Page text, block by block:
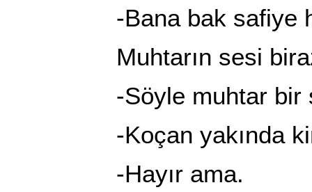
-Bana bak safiye
Muhtarın sesi biraz
-Söyle muhtar bir
-Koçan yakında
-Hayır ama.